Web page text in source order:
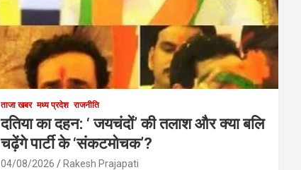
ताजा खबर मध्य प्रदेश राजनीति
दतिया का दहन: ‘ जयचंदों’ की तलाश और क्या बलि
चढ़ेंगे पार्टी के ‘संकटमोचक’?
04/08/2026 Rakesh Prajapati